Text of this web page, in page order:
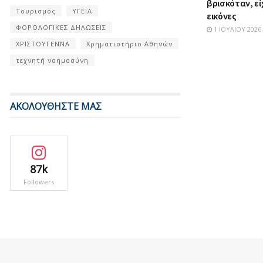
βρισκόταν,
εικόνες
1 ΙΟΥΛΊΟΥ 2026
Τουρισμός
ΥΓΕΙΑ
ΦΟΡΟΛΟΓΙΚΕΣ ΔΗΛΩΣΕΙΣ
ΧΡΙΣΤΟΥΓΕΝΝΑ
Χρηματιστήριο Αθηνών
τεχνητή νοημοσύνη
ΑΚΟΛΟΥΘΗΣΤΕ ΜΑΣ
87k
Followers